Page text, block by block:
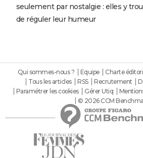
seulement par nostalgie : elles y
de réguler leur humeur
Qui sommes-nous ? Equipe Charte
Tous les articles
RSS Recrutement
Paramétrer les cookies
Gérer Utiq
© 2026 CCM